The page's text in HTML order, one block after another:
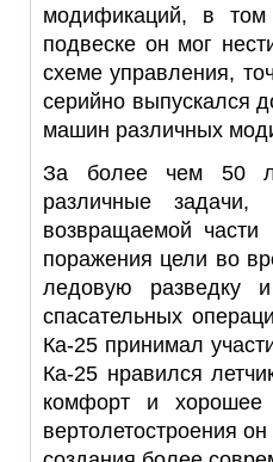
модификаций, в
подвеске он мог
схеме управления,
серийно выпускался
машин различных
За более чем 50
различные
возвращаемой части
поражения цели во
ледовую разведку
спасательных
Ка-25 принимал
Ка-25 нравился
комфорт и хорошее
вертолетостроения